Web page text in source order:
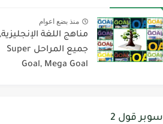
منذ بضع اعوام
مناهج اللغة الإنجليزية,
جميع المراحل Super
Goal, Mega Goal
سوبر قول 2